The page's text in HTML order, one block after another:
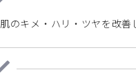
肌のキメ・ハリ・ツヤを改善